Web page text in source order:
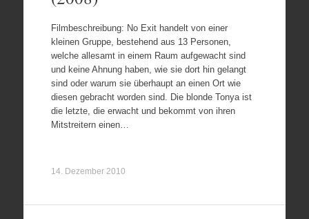
Filmbeschreibung: No Exit handelt von einer
kleinen Gruppe, bestehend aus 13 Personen,
welche allesamt in einem Raum aufgewacht sind
und keine Ahnung haben, wie sie dort hin gelangt
sind oder warum sie überhaupt an einen Ort wie
diesen gebracht worden sind. Die blonde Tonya ist
die letzte, die erwacht und bekommt von ihren
Mitstreitern einen…
14. Dezember 2010